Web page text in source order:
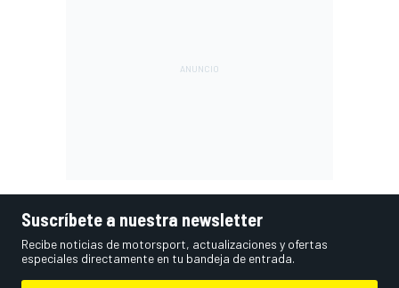
Suscríbete a nuestra newsletter
Recibe noticias de motorsport, actualizaciones y ofertas
especiales directamente en tu bandeja de entrada.